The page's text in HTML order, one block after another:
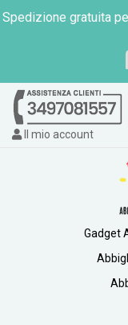
Spedizione gratuita
Il mio account
Gadget